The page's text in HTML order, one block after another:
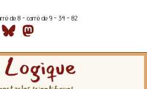
de 8 - carré de 9 - 34 - 82